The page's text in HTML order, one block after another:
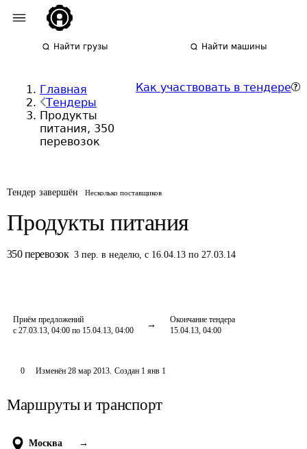
Найти грузы Найти машины
Главная
Тендеры
Продукты
питания, 350
перевозок
Как участвовать в тендере
Тендер завершён Несколько поставщиков
Продукты питания
350 перевозок 3 пер. в неделю,с 16.04.13 по 27.03.14
Приём предложений
с 27.03.13, 04:00 по 15.04.13, 04:00
Окончание тендера
15.04.13, 04:00
0 Изменён 28 мар 2013. Создан 1 янв 1
Маршруты и транспорт
Москва →